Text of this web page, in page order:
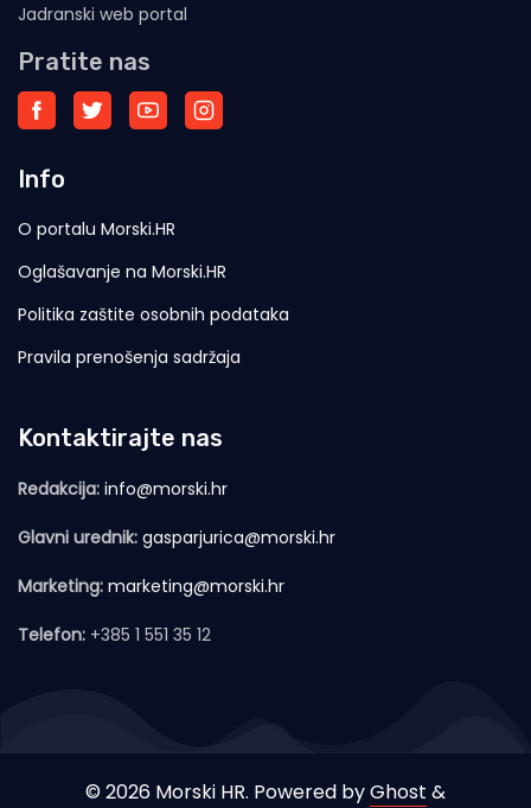
Jadranski web portal
Pratite nas
Info
O portalu Morski.HR
Oglašavanje na Morski.HR
Politika zaštite osobnih podataka
Pravila prenošenja sadržaja
Kontaktirajte nas
Redakcija: info@morski.hr
Glavni urednik: gasparjurica@morski.hr
Marketing: marketing@morski.hr
Telefon: +385 1 551 35 12
© 2026 Morski HR. Powered byGhost &